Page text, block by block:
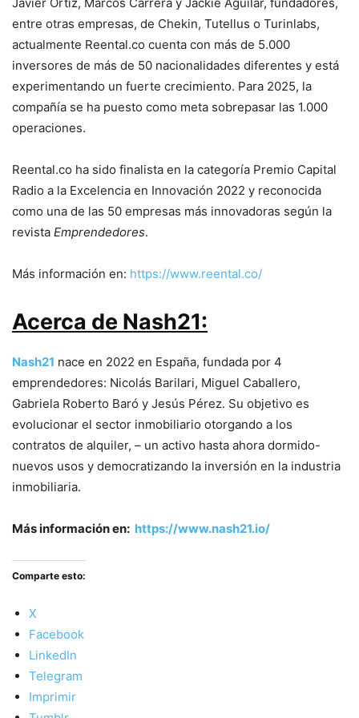
entre otras empresas, de Chekin, Tutellus o Turinlabs,
actualmente Reental.co cuenta con más de 5.000
inversores de más de 50 nacionalidades diferentes y está
experimentando un fuerte crecimiento. Para 2025, la
compañía se ha puesto como meta sobrepasar las 1.000
operaciones.
Reental.co ha sido finalista en la categoría Premio Capital
Radio a la Excelencia en Innovación 2022 y reconocida
como una de las 50 empresas más innovadoras según la
revista Emprendedores.
Más información en: https://www.reental.co/
Acerca de Nash21:
Nash21 nace en 2022 en España, fundada por 4
emprendedores: Nicolás Barilari, Miguel Caballero,
Gabriela Roberto Baró y Jesús Pérez. Su objetivo es
evolucionar el sector inmobiliario otorgando a los
contratos de alquiler, – un activo hasta ahora dormido-
nuevos usos y democratizando la inversión en la industria
inmobiliaria.
Más información en: https://www.nash21.io/
Comparte esto:
X
Facebook
LinkedIn
Telegram
Imprimir